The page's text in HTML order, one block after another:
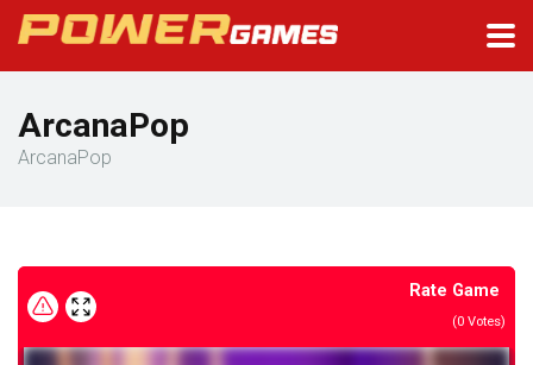
ArcanaPop
ArcanaPop
Rate Game
(0 Votes)